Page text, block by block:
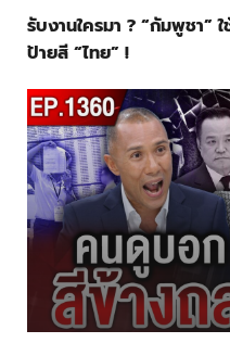
รับงานใครมา ? “กัมพูชา”
ป้ายสี “ไทย” !